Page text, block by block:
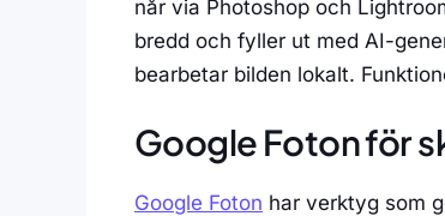
når via Photoshop och
bredd och fyller ut med AI-
bearbetar bilden lokalt.
Google Foton för
Google Foton har verktyg som